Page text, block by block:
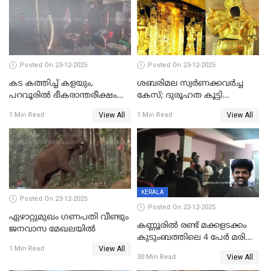
അപ്പൂപ്പനെതിരെ പോക്സോ
കേസ് ഒടുവിൽ 4 ജീവനുകൾ
പൊലിഞ്ഞു
Posted On 23-12-2025
കട കത്തിച്ച് കളയും,
പറവൂരില്‍ ഭീകരാന്തരീക്ഷം
1 Min Read View All
Posted On 23-12-2025
ശബരിമല സ്വര്‍ണക്കവര്‍ച്ച
കേസ്; ദുരൂഹത കൂട്ടി
1 Min Read View All
Posted On 23-12-2025
ഏഴാറ്റുമുഖം ഗണപതി വീണ്ടും
ജനവാസ മേഖലയിൽ
1 Min Read View All
KERALA
Posted On 22-12-2025
കണ്ണൂരിൽ രണ്ട് മക്കളടക്കം
കുടുംബത്തിലെ 4 പേർ മരിച്ച
30 Min Read View All